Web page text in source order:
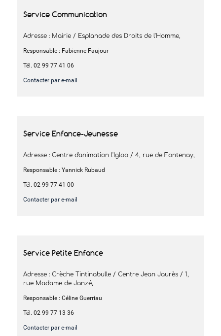
Service Communication
Adresse : Mairie / Esplanade des Droits de l'Homme,
Responsable : Fabienne Faujour
Tél. 02 99 77 41 06
Contacter par e-mail
Service Enfance-Jeunesse
Adresse : Centre d'animation l'Igloo / 4, rue de Fontenay,
Responsable : Yannick Rubaud
Tél. 02 99 77 41 00
Contacter par e-mail
Service Petite Enfance
Adresse : Crèche Tintinabulle / Centre Jean Jaurès / 1,
rue Madame de Janzé,
Responsable : Céline Guerriau
Tél. 02 99 77 13 36
Contacter par e-mail